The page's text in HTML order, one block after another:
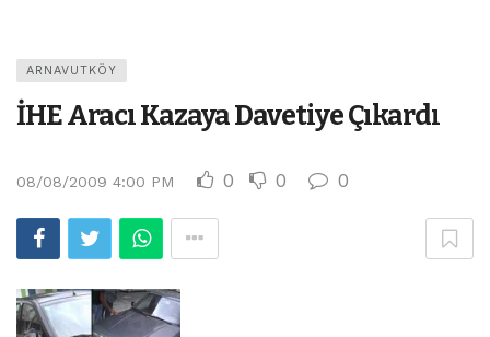
ARNAVUTKÖY
İHE Aracı Kazaya Davetiye Çıkardı
08/08/2009 4:00 PM 0 0 0